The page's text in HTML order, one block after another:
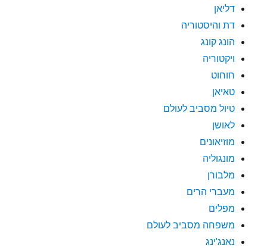
דליאן
דת והיסטוריה
הונג קונג
ויקטוריה
חוחוט
טאיאן
טיול מסביב לעולם
לאושן
מוזיאונים
מונגוליה
מלבורן
מעברי הרים
מפלים
משפחה מסביב לעולם
נאנג'ינג